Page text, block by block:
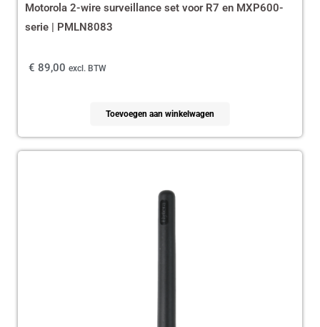
Motorola 2-wire surveillance set voor R7 en MXP600-
serie | PMLN8083
€ 89,00 excl. BTW
Toevoegen aan winkelwagen